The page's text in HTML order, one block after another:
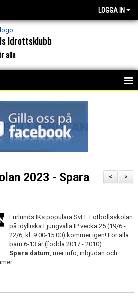
LOGGA IN
Idrottsklubb
alla
>
<
2023 - Spara
Furlunds IKs populära SvFF Fotbollsskolan
på idylliska Ljungvalla IP vecka 25 (19/6 -
22/6, kl. 9.00-15.00) kommer igen! För alla
barn 6-13 år (födda 2017 - 2010).
Spara datum, mer info, inbjudan och